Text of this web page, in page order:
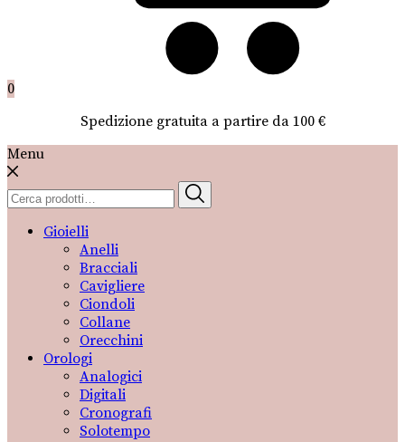
0
Spedizione gratuita a partire da 100 €
Menu
Cerca:
Gioielli
Anelli
Bracciali
Cavigliere
Ciondoli
Collane
Orecchini
Orologi
Analogici
Digitali
Cronografi
Solotempo